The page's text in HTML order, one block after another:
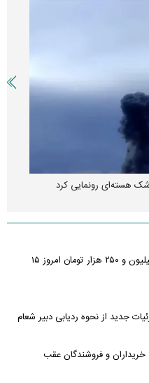
تهدید کدامیک بیشتر است؟
شارژ حساب کارمندان آغاز شد؛ واریز ۴ میلیون و ۲۵۰ هزار تومان امروز ۱۵
جدید از نحوه ردیابی دبیر شعام
و فروشندگان عقب